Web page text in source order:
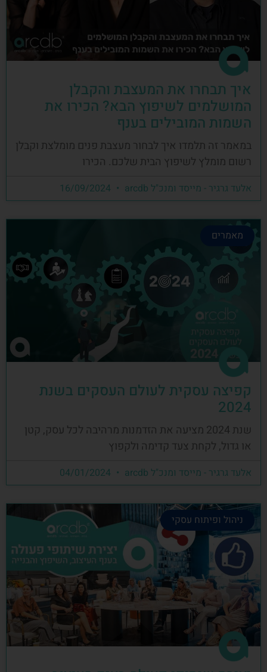
איך תבחרו את המעצבת והקבלן
המושלמים לשיפוץ הבא? הכירו את
השמות המובילים בענף
במאמר זה תלמדו איך לבחור מעצבת פנים מומלצת וקבלן
רשום מומלץ לשיפוץ הבית שלכם. הכירו
אלעד גרגיר - מייסד ומנכ"ל arcdb
מאמרים
קפיצה עסקית לעולם העסקים בשנת
2024
שנת 2024 מציעה את הזדמנות מרהיבה לכל עסק, קטן
או גדול, לקחת צעד קדימה ולקפוץ
אלעד גרגיר - מייסד ומנכ"ל arcdb
ניהול ופיתוח עסקי